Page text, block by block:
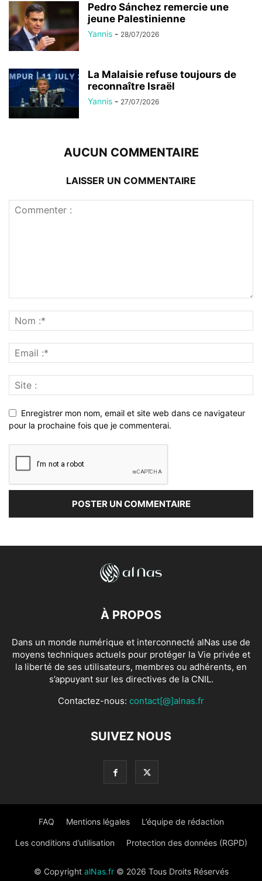
Pedro Sánchez remercie une
jeune Palestinienne
Yannis - 28/07/2026
La Malaisie refuse toujours de
reconnaître Israël
Yannis - 27/07/2026
AUCUN COMMENTAIRE
LAISSER UN COMMENTAIRE
Enregistrer mon nom, email et site web dans ce navigateur
pour la prochaine fois que je commenterai.
À PROPOS
Dans un monde numérique et interconnecté alNas use de
moyens techniques actuels pour protéger la Vie privée et
la liberté de ses utilisateurs, membres ou adhérents, en
s’appuyant sur les directives de la CNIL.
Contactez-nous: contact[@]alnas.fr
SUIVEZ NOUS
FAQ Mentions légales L’équipe de rédaction
Les conditions d’utilisation Protection des données (RGPD)
© Copyright alNas.fr© 2026 Tous Droits Réservés